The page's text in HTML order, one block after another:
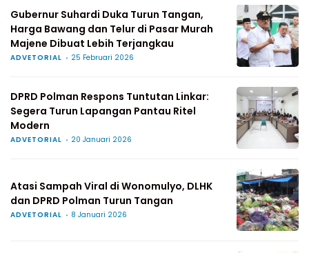
Gubernur Suhardi Duka Turun Tangan,
Harga Bawang dan Telur di Pasar Murah
Majene Dibuat Lebih Terjangkau
ADVETORIAL 25 Februari 2026
DPRD Polman Respons Tuntutan Linkar:
Segera Turun Lapangan Pantau Ritel
Modern
ADVETORIAL 20 Januari 2026
Atasi Sampah Viral di Wonomulyo, DLHK
dan DPRD Polman Turun Tangan
ADVETORIAL 8 Januari 2026